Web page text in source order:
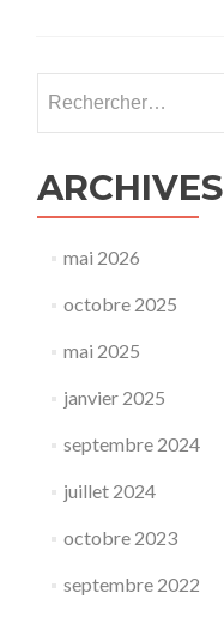
ARCHIVES
mai 2026
octobre 2025
mai 2025
janvier 2025
septembre 2024
juillet 2024
octobre 2023
septembre 2022